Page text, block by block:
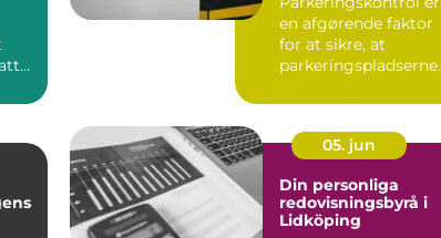
en afgørende faktor
for at sikre, at
parkeringspladserne
05. jun
Din personliga
redovisningsbyrå i
Lidköping